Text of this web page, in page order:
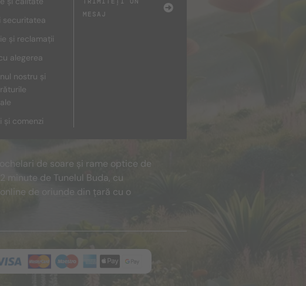
securitatea
și reclamații
alegerea
nostru și
și comenzi
MESAJ
de soare și rame optice de
minute de Tunelul Buda, cu
de oriunde din țară cu o